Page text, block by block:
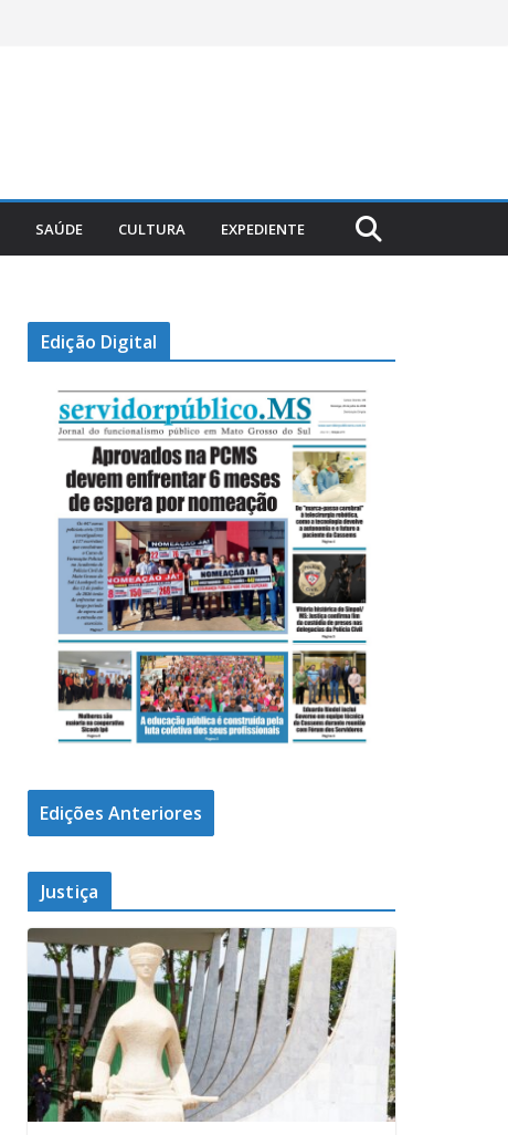
SAÚDE CULTURA EXPEDIENTE
Edição Digital
Edições Anteriores
Justiça